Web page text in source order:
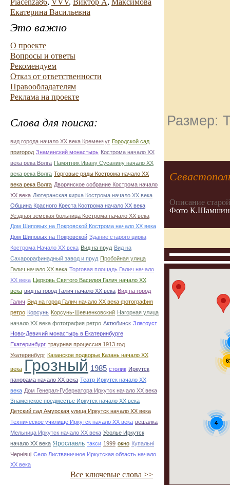
Piacenza86, VVV, Виктор А, Максимова
Екатерина Васильевна
Это важно
О проекте
Вопросы и ответы
Рекомендуем
Отказ от ответственности
Правообладателям
Реклама на проекте
Слова для поиска:
вид города начало ХХ века Кременчуг Городской сад
пригород Знаменский монастырь Кострома начало ХХ
века река Волга Памятник Ивану Сусанину начало ХХ
века река Волга Торговые ряды Кострома начало ХХ
века река Волга Дворянское собрание Кострома начало
ХХ века Лютеранская кирха Кострома начало ХХ века
Община Красного Креста Кострома начало ХХ века
Уездная земская больница Кострома начало ХХ века
Дом Шиповых на Покровской Кострома начало ХХ века
Дом Шиповых на Покровской Здание старого цирка
Кострома Начало ХХ века Вид на пруд Вид на
Сахарорафинадный завод и пруд Пробойная улица
Галич начало ХХ века Торговая площадь Галич начало
ХХ века Церковь Святого Василия Галич начало ХХ
века вид на город Галич начало ХХ века Вид на город
Галич Вид на город Галич начало ХХ века фотография
ретро Корсунь Корсунь-Шевченковский Нагорная улица
начало ХХ века фотография ретро Актюбинск Златоуст
Ново-Девичий монастырь в Екатеринбурге
Екатеринбург траурная процессия 1913 год
Укатеринбург Казанское подворье Казань начало ХХ
века Грозный 1985 столик Иркутск
панорама начало ХХ века Театр Иркутск начало ХХ
века Дом Генерал-Губернатора Иркутск начало ХХ века
Знаменское предместье Иркутск начало ХХ века
Детский сад Амурская улица Иркутск начало ХХ века
Техническое училище Иркутск начало ХХ века вешалка
Мельница Иркутск начало ХХ века Усолье Иркутск
начало ХХ века Ярославль такси 1999 окно Купальні
Чернівці Село Листвяничное Иркутская область начало
ХХ века
Все ключевые слова >>
Размер:
Описание
Фото
4